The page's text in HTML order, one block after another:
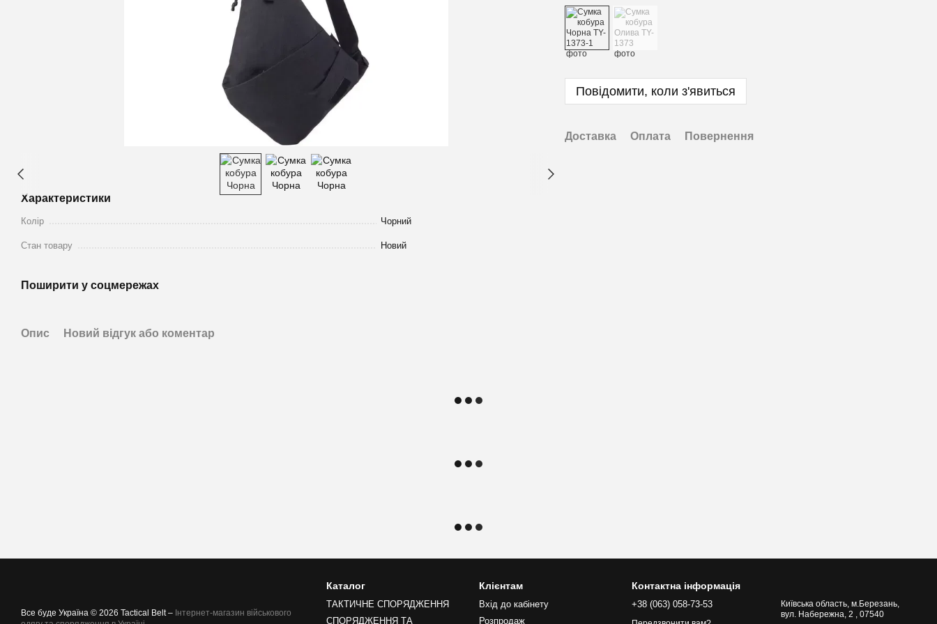
Характеристики
Колір Чорний
Стан товару Новий
Поширити у соцмережах
Повідомити, коли з'явиться
Доставка Оплата Повернення
Опис Новий відгук або коментар
Все буде Україна © 2026 Tactical Belt – Інтернет-магазин військового
Каталог
ТАКТИЧНЕ СПОРЯДЖЕННЯ
СПОРЯДЖЕННЯ ТА
Клієнтам
Вхід до кабінету
Розпродаж
Контактна інформація
+38 (063) 058-73-53
Київська область, м.Березань,
вул. Набережна, 2 , 07540